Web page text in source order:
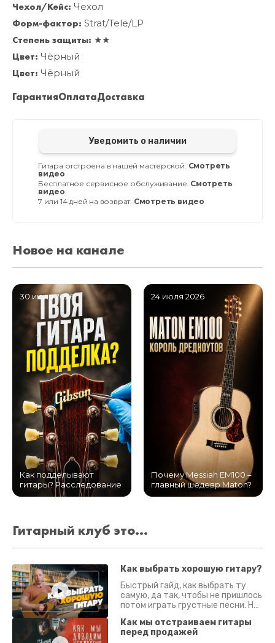
Чехол/Кейс: Чехол
Форм-фактор: Strat/Tele/LP
Степень защиты: ★★
Цвет: Чёрный
Цвет: Чёрный
ГарантияОплатаДоставка
Уведомить о наличии
Гитара отстроена в нашей мастерской. Смотреть
видео
Бесплатное сервисное обслуживание. Смотреть
видео
7 или 14 дней на возврат. Смотреть видео
Новое на канале
30 июля 2026
Как подделывают
гитары? Расследование
24 июля 2026
Почему Messiah EM100 –
главный шедевр Maton?
Гитарный клуб это...
Как выбрать хорошую гитару?
Быстрый гайд, как выбрать ту
самую, да так, чтобы не пришлось
потом играть грустные песни. На
Как мы отстраиваем гитары
перед продажей